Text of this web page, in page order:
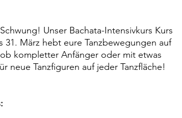
Unser Bachata-Intensivkurs Kurs
31. März hebt eure Tanzbewegungen auf
kompletter Anfänger oder mit etwas
neue Tanzfiguren auf jeder Tanzfläche!